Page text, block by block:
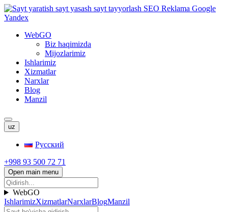
WebGO
Biz haqimizda
Mijozlarimiz
Ishlarimiz
Xizmatlar
Narxlar
Blog
Manzil
uz
Русский
+998 93 500 72 71
Open main menu
WebGO
IshlarimizXizmatlarNarxlarBlogManzil